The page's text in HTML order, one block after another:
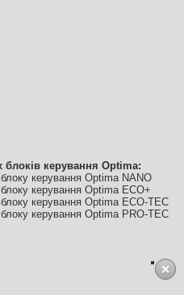
блоків керування Optima:
блоку керування Optima NANO
блоку керування Optima ECO+
блоку керування Optima ECO-TEC
блоку керування Optima PRO-TEC